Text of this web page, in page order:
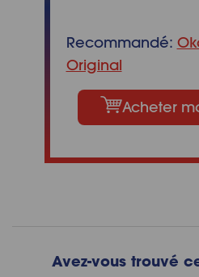
Recommandé:
Original
Acheter
Avez-vous trouvé